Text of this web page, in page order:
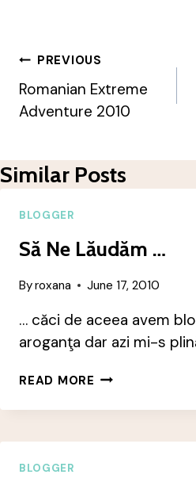
Post
Navigation
PREVIOUS
Romanian Extreme
Adventure 2010
Similar Posts
BLOGGER
Să Ne Lăudăm …
Byroxana June 17, 2010
… căci de aceea avem
aroganţa dar azi mi-s
READ MORE SĂ
LĂUDĂM
BLOGGER